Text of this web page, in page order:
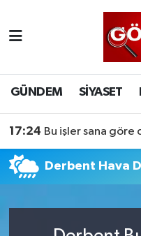
GÜNDEM SİYASET
17:24 Bu işler sana göre
Derbent Hava
SİYASET
EKONOMİ
SPOR
EĞİTİM
Ordu Nöbetçi
Ordu Hava
Ordu Namaz
Ordu Trafik
Tüm Manşetler